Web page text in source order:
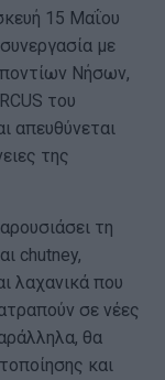
15 Μαΐου
με
Νήσων,
του
απευθύνεται
της
τη
chutney,
λαχανικά που
σε νέες
θα
και